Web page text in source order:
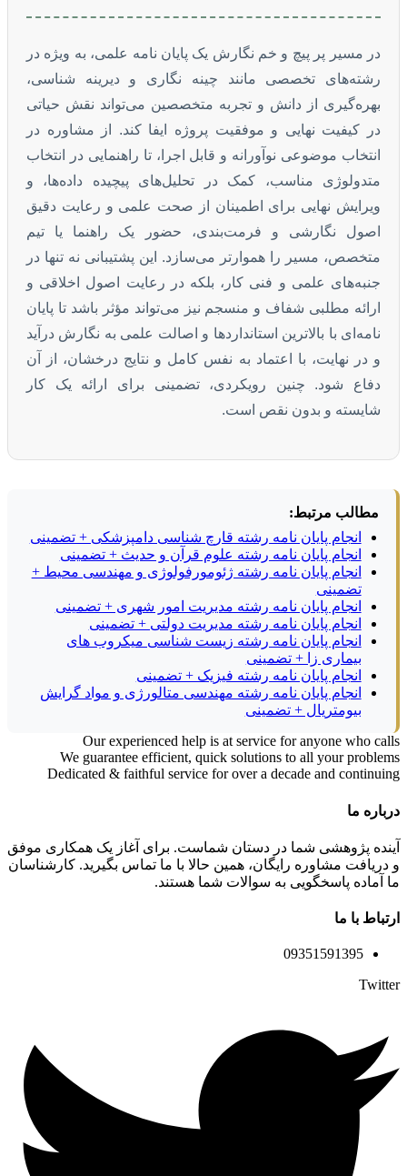
در مسیر پر پیچ و خم نگارش یک پایان نامه علمی، به ویژه در
رشته‌های تخصصی مانند چینه نگاری و دیرینه شناسی،
بهره‌گیری از دانش و تجربه متخصصین می‌تواند نقش حیاتی
در کیفیت نهایی و موفقیت پروژه ایفا کند. از مشاوره در
انتخاب موضوعی نوآورانه و قابل اجرا، تا راهنمایی در انتخاب
متدولوژی مناسب، کمک در تحلیل‌های پیچیده داده‌ها، و
ویرایش نهایی برای اطمینان از صحت علمی و رعایت دقیق
اصول نگارشی و فرمت‌بندی، حضور یک راهنما یا تیم
متخصص، مسیر را هموارتر می‌سازد. این پشتیبانی نه تنها در
جنبه‌های علمی و فنی کار، بلکه در رعایت اصول اخلاقی و
ارائه مطلبی شفاف و منسجم نیز می‌تواند مؤثر باشد تا پایان
نامه‌ای با بالاترین استانداردها و اصالت علمی به نگارش درآید
و در نهایت، با اعتماد به نفس کامل و نتایج درخشان، از آن
دفاع شود. چنین رویکردی، تضمینی برای ارائه یک کار
شایسته و بدون نقص است.
مطالب مرتبط:
انجام پایان نامه رشته قارچ شناسی دامپزشکی + تضمینی
انجام پایان نامه رشته علوم قرآن و حدیث + تضمینی
انجام پایان نامه رشته ژئومورفولوژی و مهندسی محیط +
تضمینی
انجام پایان نامه رشته مدیریت امور شهری + تضمینی
انجام پایان نامه رشته مدیریت دولتی + تضمینی
انجام پایان نامه رشته زیست شناسی میکروب های
بیماری زا + تضمینی
انجام پایان نامه رشته فیزیک + تضمینی
انجام پایان نامه رشته مهندسی متالورژی و مواد گرایش
بیومتریال + تضمینی
Our experienced help is at service for anyone who calls
We guarantee efficient, quick solutions to all your problems
Dedicated & faithful service for over a decade and continuing
درباره ما
آینده پژوهشی شما در دستان شماست. برای آغاز یک همکاری موفق
و دریافت مشاوره رایگان، همین حالا با ما تماس بگیرید. کارشناسان
ما آماده پاسخگویی به سوالات شما هستند.
ارتباط با ما
09351591395
Twitter